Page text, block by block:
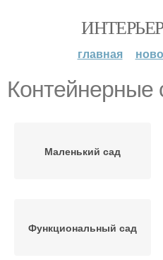
главная
Контейнерные
Маленький сад
Функциональный сад